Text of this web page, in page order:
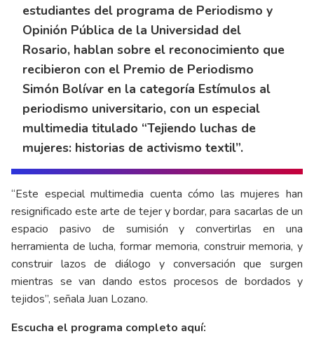
estudiantes del programa de Periodismo y
Opinión Pública de la Universidad del
Rosario, hablan sobre el reconocimiento que
recibieron con el Premio de Periodismo
Simón Bolívar en la categoría Estímulos al
periodismo universitario, con un especial
multimedia titulado “Tejiendo luchas de
mujeres: historias de activismo textil”.
“Este especial multimedia cuenta cómo las mujeres han
resignificado este arte de tejer y bordar, para sacarlas de un
espacio pasivo de sumisión y convertirlas en una
herramienta de lucha, formar memoria, construir memoria, y
construir lazos de diálogo y conversación que surgen
mientras se van dando estos procesos de bordados y
tejidos”, señala Juan Lozano.
Escucha el programa completo aquí: